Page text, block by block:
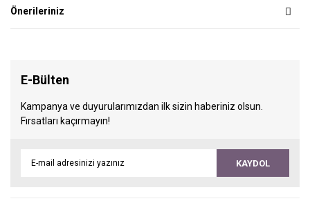
Önerileriniz
E-Bülten
Kampanya ve duyurularımızdan ilk sizin haberiniz olsun.
Fırsatları kaçırmayın!
KAYDOL